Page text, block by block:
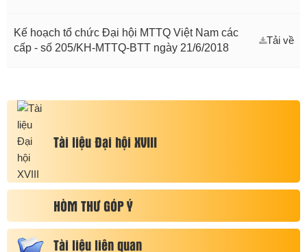
Kế hoạch tổ chức Đại hội MTTQ Việt Nam các
cấp - số 205/KH-MTTQ-BTT ngày 21/6/2018
Tải về
Tài liệu Đại hội XVIII
HÒM THƯ GÓP Ý
Tài liệu liên quan